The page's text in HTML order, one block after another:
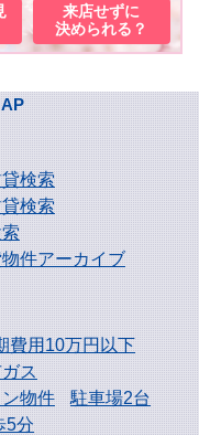
来店せずに
決められる？
検索
検索
件アーカイブ
費用10万円以下
ス
物件
駐車場2台
5分